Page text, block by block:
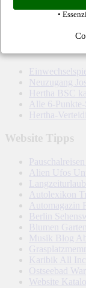
← Vorheriger
Neuzugang
Hertha BSC
Alle 6-
Hertha-
Website Tipps
Alien Ufos
Autolexikon
Automagazin
Berlin
Blumen
Musik Blog
Karibik All
Ostseebad
Website
•